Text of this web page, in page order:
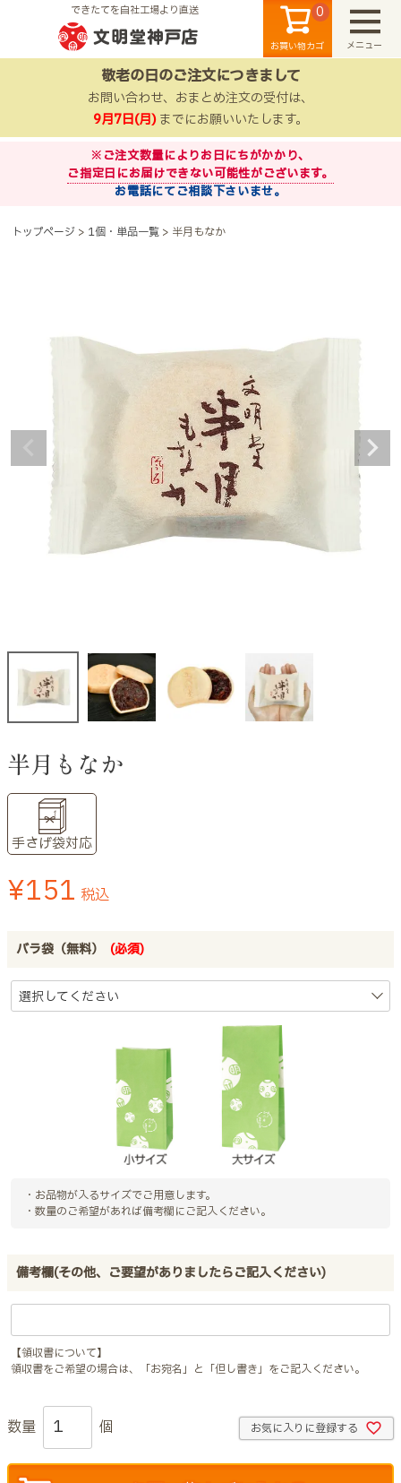
できたてを自社工場より直送
お買い物カゴ
0
メニュー
敬老の日のご注文につきまして
お問い合わせ、おまとめ注文の受付は、
9月7日(月)までにお願いいたします。
※ご注文数量によりお日にちがかかり、
ご指定日にお届けできない可能性がございます。
お電話にてご相談下さいませ。
トップページ 1個・単品一覧 半月もなか
半月もなか
手さげ袋対応
¥151 税込
バラ袋（無料） (必須)
・お品物が入るサイズでご用意します。
・数量のご希望があれば備考欄にご記入ください。
備考欄(その他、ご要望がありましたらご記入ください)
【領収書について】
領収書をご希望の場合は、「お宛名」と「但し書き」をご記入ください。
お気に入りに登録する